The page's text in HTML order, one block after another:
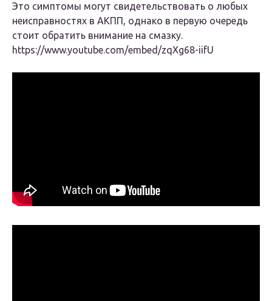
Это симптомы могут свидетельствовать о любых
неисправностях в АКПП, однако в первую очередь
стоит обратить внимание на смазку.
https://www.youtube.com/embed/zqXg68-iifU